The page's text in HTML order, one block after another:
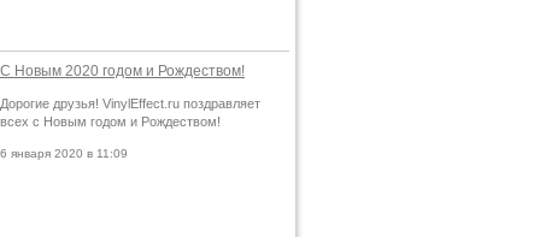
С Новым 2020 годом и Рождеством!
Дорогие друзья! VinylEffect.ru поздравляет
всех с Новым годом и Рождеством!
6 января 2020 в 11:09